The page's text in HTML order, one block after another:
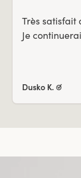
Très
Je
Dusko K. ☑